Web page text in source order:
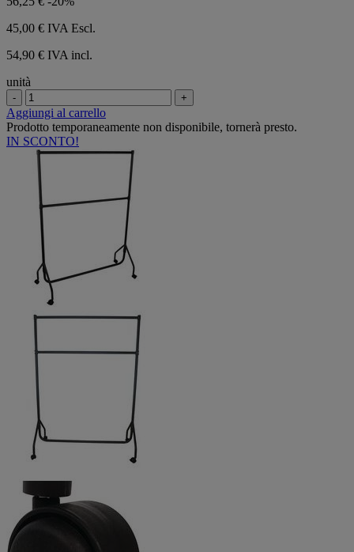
45,00 € IVA Escl.
54,90 € IVA incl.
unità
- +
Aggiungi al carrello
Prodotto temporaneamente non disponibile, tornerà presto.
IN SCONTO!